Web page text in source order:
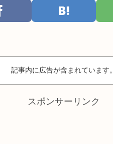
記事内に広告が含まれています。
スポンサーリンク